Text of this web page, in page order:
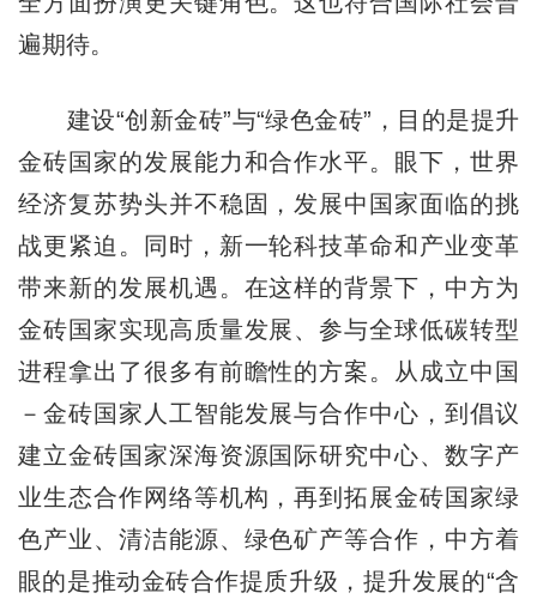
遍期待。
建设“创新金砖”与“绿色金砖”，目的是提升
金砖国家的发展能力和合作水平。眼下，世界
经济复苏势头并不稳固，发展中国家面临的挑
战更紧迫。同时，新一轮科技革命和产业变革
带来新的发展机遇。在这样的背景下，中方为
金砖国家实现高质量发展、参与全球低碳转型
进程拿出了很多有前瞻性的方案。从成立中国
－金砖国家人工智能发展与合作中心，到倡议
建立金砖国家深海资源国际研究中心、数字产
业生态合作网络等机构，再到拓展金砖国家绿
色产业、清洁能源、绿色矿产等合作，中方着
眼的是推动金砖合作提质升级，提升发展的“含